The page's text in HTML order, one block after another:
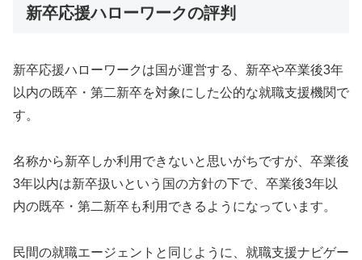
新卒応援ハローワークの評判
新卒応援ハローワークは国が運営する、新卒や卒業後3年
以内の既卒・第二新卒を対象にした公的な就職支援機関で
す。
名称から新卒しか利用できないと思いがちですが、卒業後
3年以内は新卒扱いという国の方針の下で、卒業後3年以
内の既卒・第二新卒も利用できるようになっています。
民間の就職エージェントと同じように、就職支援ナビゲー